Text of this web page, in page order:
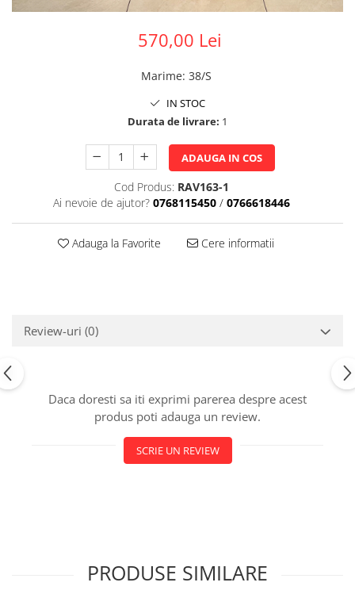
570,00 Lei
Marime: 38/S
IN STOC
Durata de livrare: 1
ADAUGA IN COS
Cod Produs: RAV163-1
Ai nevoie de ajutor? 0768115450 / 0766618446
Adauga la Favorite Cere informatii
Review-uri (0)
Daca doresti sa iti exprimi parerea despre acest
produs poti adauga un review.
SCRIE UN REVIEW
PRODUSE SIMILARE